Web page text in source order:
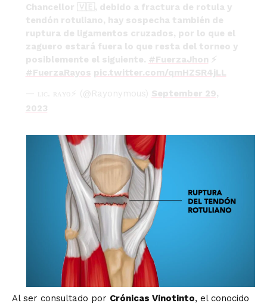
Chancellor 🇻🇪, debido a fractura de rotula y
tendón rotuliano, hay sospecha también de
ruptura de ligamentos cruzados, por lo que el
zaguero estará fuera lo que resta del torneo y
posiblemente el siguiente. #FuerzaJhon ⚡
#FuerzaRayos pic.twitter.com/qmHZSR4jLL
— ʟɪᴄ. ʀᴀʏᴏ⚡ (@Rayonymous) September 29,
2023
Al ser consultado por Crónicas Vinotinto, el conocido